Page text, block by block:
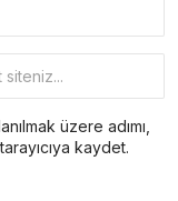
üzere adımı,
kaydet.